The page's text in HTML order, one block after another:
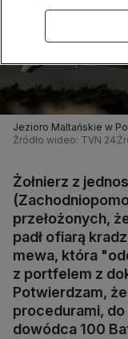
Jezioro Maltańskie w
Źródło wideo: TVN 24
Żołnierz z
przełożonych,
padł ofiarą
mewa, która
z portfelem z
Potwierdzam,
procedurami, do
dowódca 100